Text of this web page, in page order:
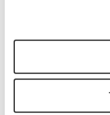
blitt opparbeidet
var en populær
virksomhet i
Bildet er utlånt